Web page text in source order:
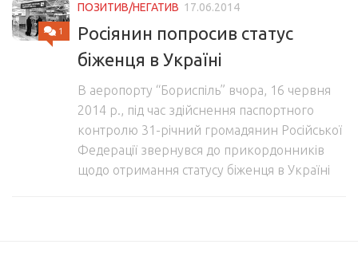
1
ПОЗИТИВ/НЕГАТИВ 17.06.2014
Росіянин попросив статус
біженця в Україні
В аеропорту “Бориспіль” вчора, 16 червня
2014 р., під час здійснення паспортного
контролю 31-річний громадянин Російської
Федерації звернувся до прикордонників
щодо отримання статусу біженця в Україні